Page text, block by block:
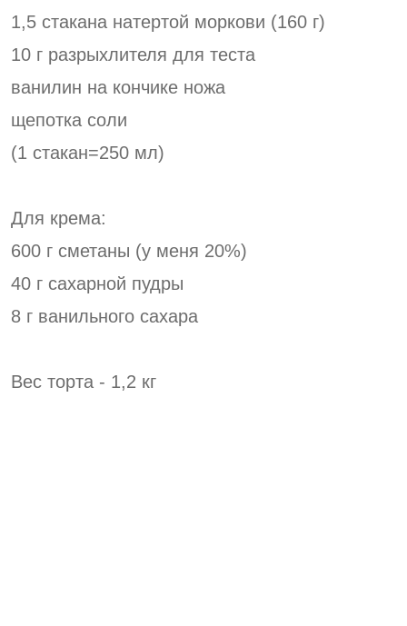
1,5 стакана натертой моркови (160 г)
10 г разрыхлителя для теста
ванилин на кончике ножа
щепотка соли
(1 стакан=250 мл)
Для крема:
600 г сметаны (у меня 20%)
40 г сахарной пудры
8 г ванильного сахара
Вес торта - 1,2 кг